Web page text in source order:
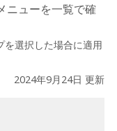
ニューを一覧で確
を選択した場合に適用
2024年9月24日 更新